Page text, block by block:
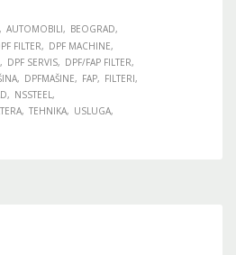
AUTOMOBILI
BEOGRAD
FILTER
DPF MACHINE
DPF SERVIS
DPF/FAP FILTER
DPFMAŠINE FAP
FILTERI
NSSTEEL
TEHNIKA USLUGA